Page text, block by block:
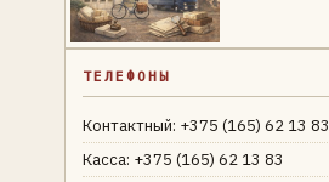
ТЕЛЕФОНЫ
Контактный: +375 (165) 62 13 83
Касса: +375 (165) 62 13 83